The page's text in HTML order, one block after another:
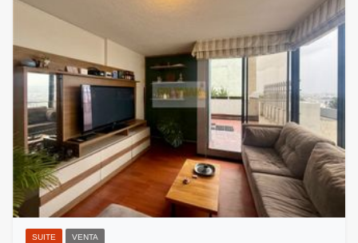
SUITE VENTA